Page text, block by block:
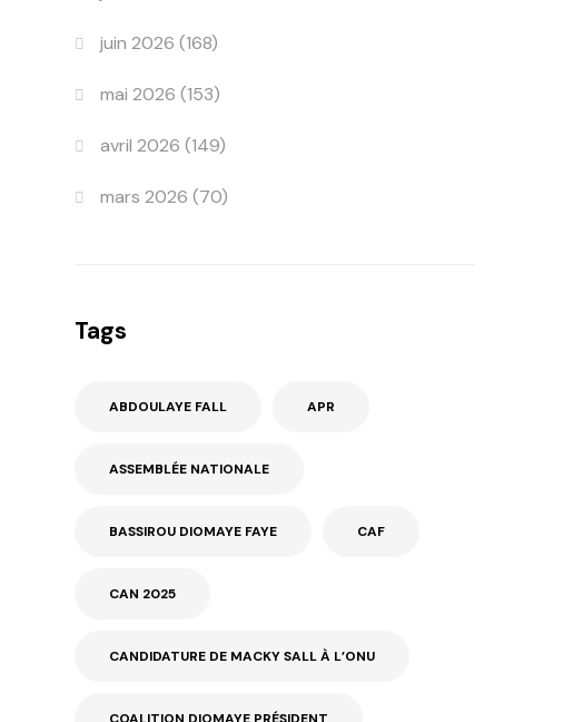
juin 2026 (168)
mai 2026 (153)
avril 2026 (149)
mars 2026 (70)
Tags
ABDOULAYE FALL APR
ASSEMBLÉE NATIONALE
BASSIROU DIOMAYE FAYE CAF
CAN 2025
CANDIDATURE DE MACKY SALL À L’ONU